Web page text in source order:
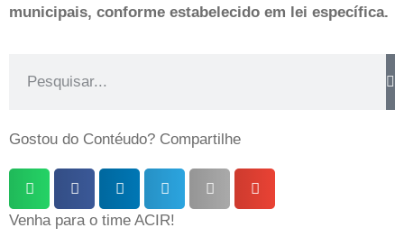
municipais, conforme estabelecido em lei específica.
Gostou do Contéudo? Compartilhe
Venha para o time ACIR!